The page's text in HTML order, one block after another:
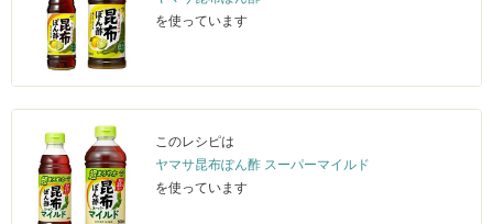
を使っています
このレシピは
ヤマサ昆布ぽん酢 スーパーマイルド
を使っています